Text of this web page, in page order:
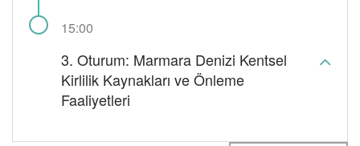
15:00
3. Oturum: Marmara Denizi Kentsel
Kirlilik Kaynakları ve Önleme
Faaliyetleri